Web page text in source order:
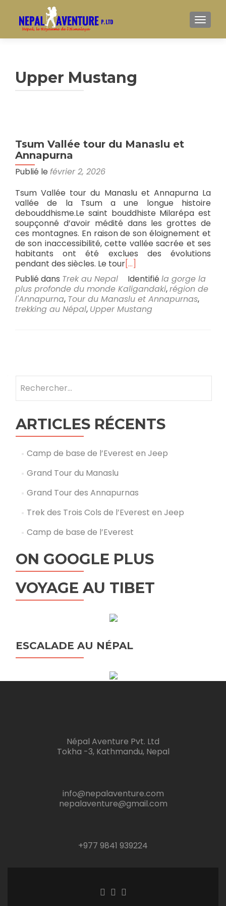
Upper Mustang
Tsum Vallée tour du Manaslu et
Annapurna
Publié le février 2, 2026
Tsum Vallée tour du Manaslu et Annapurna La
vallée de la Tsum a une longue histoire
debouddhisme.Le saint bouddhiste Milarépa est
soupçonné d’avoir médité dans les grottes de
ces montagnes. En raison de son éloignement et
de son inaccessibilité, cette vallée sacrée et ses
habitants ont été exclues des évolutions
pendant des siècles. Le tour[…]
Publié dans Trek au Nepal Identifié la gorge la
plus profonde du monde Kaligandaki,région de
l'Annapurna, Tour du Manaslu et Annapurnas,
trekking au Népal, Upper Mustang
des
articles
ARTICLES RÉCENTS
Camp de base de l’Everest en Jeep
Grand Tour du Manaslu
Grand Tour des Annapurnas
Trek des Trois Cols de l’Everest en Jeep
Camp de base de l’Everest
ON GOOGLE PLUS
VOYAGE AU TIBET
ESCALADE AU NÉPAL
Népal Aventure Pvt. Ltd
Tokha -3, Kathmandu, Nepal
info@nepalaventure.com
nepalaventure@gmail.com
+977 9841 939224